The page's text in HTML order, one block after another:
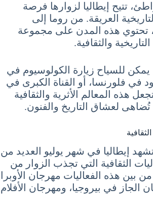
تتيح إيطاليا لزوارها فرصة
العريقة. من روما إلى
تحتوي هذه المدن على مجموعة
والثقافية.
للسياح زيارة الكولوسيوم في
في فلورنسا، أو القناة الكبرى في
هذه المعالم الأثرية والثقافية
تُضاهى لعشاق التاريخ والفنون.
إيطاليا في شهر يوليو العديد من
الثقافية التي تجذب الزوار من
بين هذه الفعاليات مهرجان الأوبرا
الجاز في بيروجيا، ومهرجان الأفلام